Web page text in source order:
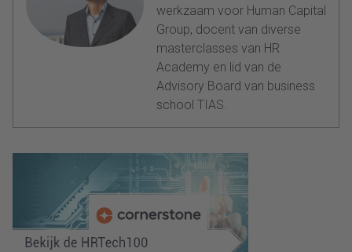
werkzaam voor Human Capital
Group, docent van diverse
masterclasses van HR
Academy en lid van de
Advisory Board van business
school TIAS.